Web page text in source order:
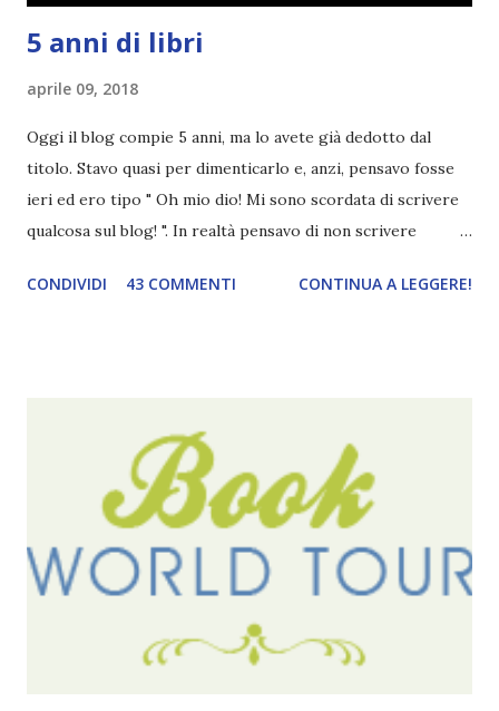
5 anni di libri
aprile 09, 2018
Oggi il blog compie 5 anni, ma lo avete già dedotto dal
titolo. Stavo quasi per dimenticarlo e, anzi, pensavo fosse
ieri ed ero tipo " Oh mio dio! Mi sono scordata di scrivere
qualcosa sul blog! ". In realtà pensavo di non scrivere
diventando un po' come i miei compleanni. Semplicemente
cinque anni e non sono pochi . Il blog è praticamente
l'unica cosa della mia vita che ho continuato con costanza
(più o meno) e non come le tremila cose che inizio per poi
lasciare a metà. Tra l'altro ripenso a circa un anno e mezzo
fa, quando non sapevo più che farmene di D ivoratori di
che potessi fare. All'inizio non avevo idea che il ...
CONDIVIDI 43 COMMENTI CONTINUA A LEGGERE!